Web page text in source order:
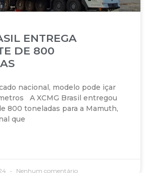
ENTREGA
DE 800
nacional, modelo pode içar
A XCMG Brasil entregou
800 toneladas para a Mamuth,
que
Nenhum comentário